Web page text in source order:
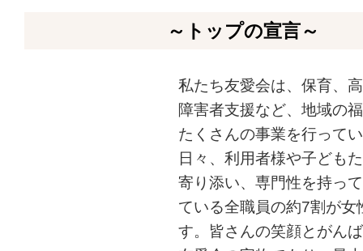
～トップの宣言～
私たち友愛会は、保育、
障害者支援など、地域の
たくさんの事業を行って
日々、利用者様や子ども
寄り添い、専門性を持っ
ている全職員の約7割が女
す。皆さんの笑顔とがん